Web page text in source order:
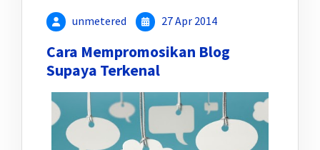
unmetered 27 Apr 2014
Cara Mempromosikan Blog
Supaya Terkenal